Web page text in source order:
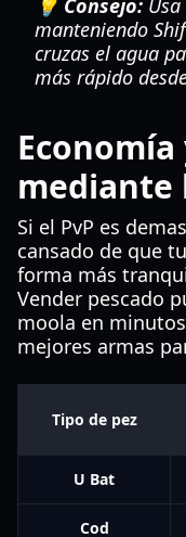
💡 Consejo:
manteniendo
cruzas el agua
más rápido
mediante
Si el PvP es
cansado de que
forma más
Vender pescado
moola en
mejores armas
Tipo de pez
U Bat
Cod